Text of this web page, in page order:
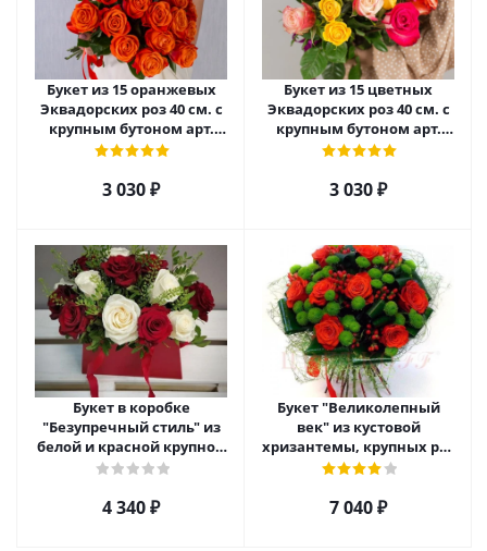
Букет из 15 оранжевых
Эквадорских роз 40 см. с
крупным бутоном арт.
50564
3 030₽
Букет из 15 цветных
Эквадорских роз 40 см. с
крупным бутоном арт.
50564
3 030₽
Букет в коробке
"Безупречный стиль" из
белой и красной крупной
розы Эквадор. арт. 5515
4 340₽
Букет "Великолепный
век" из кустовой
хризантемы, крупных роз
и альстромерии арт. 6977
7 040₽